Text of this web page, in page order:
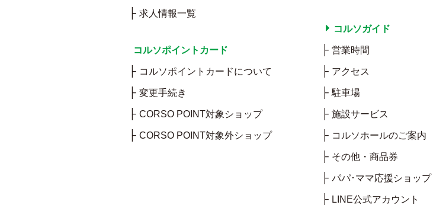
求人情報一覧
コルソポイントカード
コルソポイントカードについて
変更手続き
CORSO POINT対象ショップ
CORSO POINT対象外ショップ
コルソガイド
営業時間
アクセス
駐車場
施設サービス
コルソホールのご案内
その他・商品券
パパ･ママ応援ショップ
LINE公式アカウント